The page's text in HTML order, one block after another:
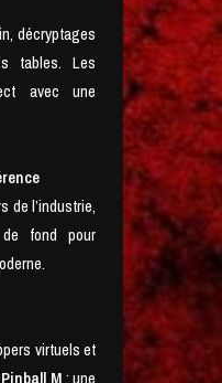
décryptages
tables. Les
avec une
de l’industrie,
fond pour
virtuels et
Pinball M: une